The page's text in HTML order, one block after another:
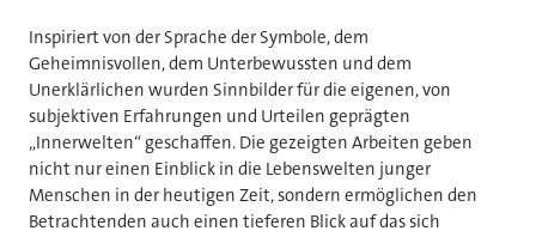
Inspiriert von der Sprache der Symbole, dem
Geheimnisvollen, dem Unterbewussten und dem
Unerklärlichen wurden Sinnbilder für die eigenen, von
subjektiven Erfahrungen und Urteilen geprägten
„Innerwelten“ geschaffen. Die gezeigten Arbeiten geben
nicht nur einen Einblick in die Lebenswelten junger
Menschen in der heutigen Zeit, sondern ermöglichen den
Betrachtenden auch einen tieferen Blick auf das sich